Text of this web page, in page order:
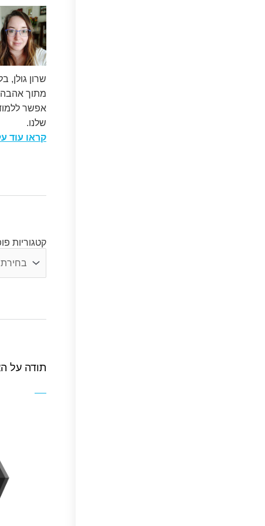
שרון גולן,
מתוך אהבה
אפשר
שלנו.
קראו עוד
קטגוריות
קטגוריות
פופולריות
תודה על